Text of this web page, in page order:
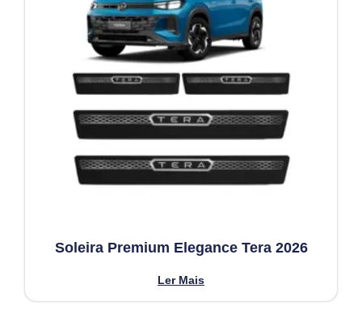
Soleira Premium Elegance Tera 2026
Ler Mais